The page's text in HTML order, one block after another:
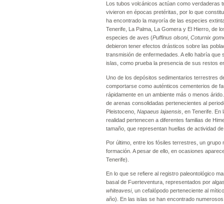
Los tubos volcánicos actúan como verdaderas
vivieron en épocas pretéritas, por lo que
ha encontrado la mayoría de las especies
Tenerife, La Palma, La Gomera y El Hierro, de
especies de aves (Puffinus olsoni, Coturnix
debieron tener efectos drásticos sobre las
transmisión de enfermedades. A ello habría
islas, como prueba la presencia de sus restos
Uno de los depósitos sedimentarios terrestres
comportarse como auténticos cementerios de
rápidamente en un ambiente más o menos
de arenas consolidadas pertenecientes al
Pleistoceno, Napaeus lajaensis , en Tenerife.
realidad pertenecen a diferentes familias de
tamaño, que representan huellas de actividad
Por último, entre los fósiles terrestres, un
formación. A pesar de ello, en ocasiones
Tenerife).
En lo que se refiere al registro paleontológico
basal de Fuerteventura, representados por
whiteavesi, un cefalópodo perteneciente al
año). En las islas se han encontrado